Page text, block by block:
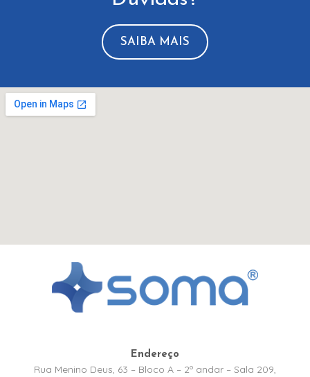
SAIBA MAIS
Endereço
Rua Menino Deus, 63 – Bloco A – 2º andar – Sala 209,